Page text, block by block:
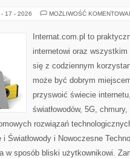
- 17 - 2026 MOŻLIWOŚĆ
Internat.com.pl to
internetowi oraz
się z codziennym
może być dobrym
przyswoić świecie
światłowodów, 5G,
rozwiązań
Światłowody i Nowoczesne
w sposób bliski użytkownikowi.